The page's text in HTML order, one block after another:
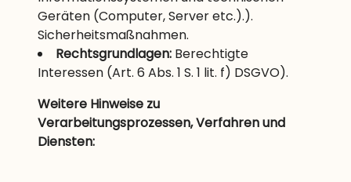
Geräten (Computer, Server etc.).).
Sicherheitsmaßnahmen.
Rechtsgrundlagen: Berechtigte
Interessen (Art. 6 Abs. 1 S. 1 lit. f) DSGVO).
Weitere Hinweise zu
Verarbeitungsprozessen, Verfahren und
Diensten: